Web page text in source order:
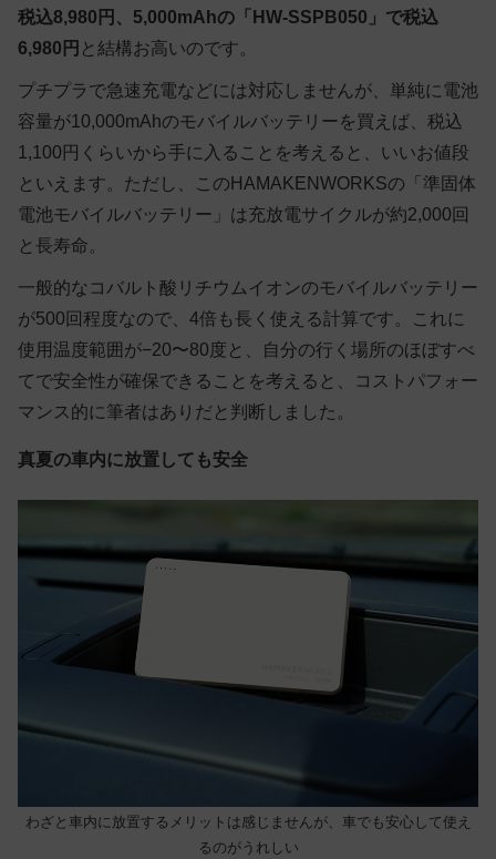
税込8,980円、5,000mAhの「HW-SSPB050」で税込
6,980円 と結構お高いのです。
プチプラで急速充電などには対応しませんが、単純に電池
容量が10,000mAhのモバイルバッテリーを買えば、税込
1,100円くらいから手に入ることを考えると、いいお値段
といえます。ただし、このHAMAKENWORKSの「準固体
電池モバイルバッテリー」は充放電サイクルが約2,000回
と長寿命。
一般的なコバルト酸リチウムイオンのモバイルバッテリー
が500回程度なので、4倍も長く使える計算です。これに
使用温度範囲が−20〜80度と、自分の行く場所のほぼすべ
てで安全性が確保できることを考えると、コストパフォー
マンス的に筆者はありだと判断しました。
真夏の車内に放置しても安全
わざと車内に放置するメリットは感じませんが、車でも安心して使え
るのがうれしい